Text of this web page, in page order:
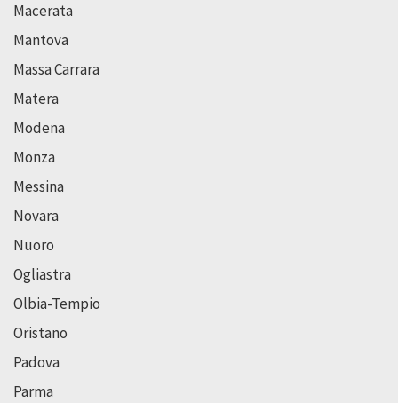
Macerata
Mantova
Massa Carrara
Matera
Modena
Monza
Messina
Novara
Nuoro
Ogliastra
Olbia-Tempio
Oristano
Padova
Parma